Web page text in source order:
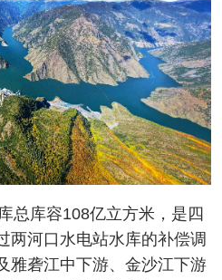
总库容108亿立方米，是四
两河口水电站水库的补偿调
雅砻江中下游、金沙江下游